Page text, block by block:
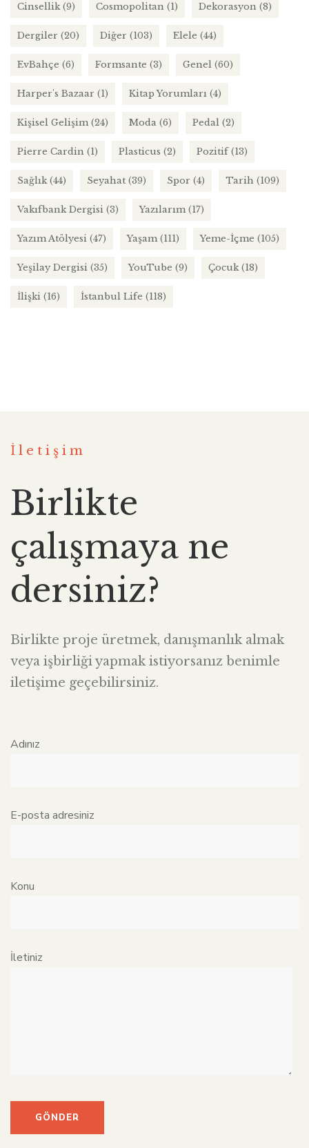
Cinsellik(9) Cosmopolitan (1) Dekorasyon (8)
Dergiler (20) Diğer (103) Elele (44)
EvBahçe (6) Formsante (3) Genel (60)
Harper's Bazaar (1) Kitap Yorumları (4)
Kişisel Gelişim (24) Moda (6) Pedal (2)
Pierre Cardin (1) Plasticus (2) Pozitif(13)
Sağlık(44) Seyahat (39) Spor (4) Tarih (109)
Vakıfbank Dergisi (3) Yazılarım (17)
Yazım Atölyesi (47) Yaşam (111) Yeme-İçme (105)
Yeşilay Dergisi (35) YouTube (9) Çocuk(18)
İlişki (16) İstanbul Life (118)
İletişim
Birlikte
çalışmaya ne
dersiniz?
Birlikte proje üretmek, danışmanlık almak
veya işbirliği yapmak istiyorsanız benimle
iletişime geçebilirsiniz.
Adınız
E-posta adresiniz
Konu
İletiniz